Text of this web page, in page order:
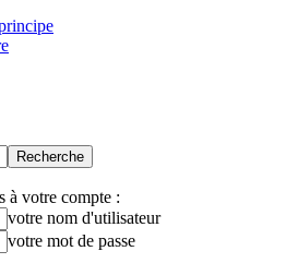
à votre compte :
votre nom d'utilisateur
votre mot de passe